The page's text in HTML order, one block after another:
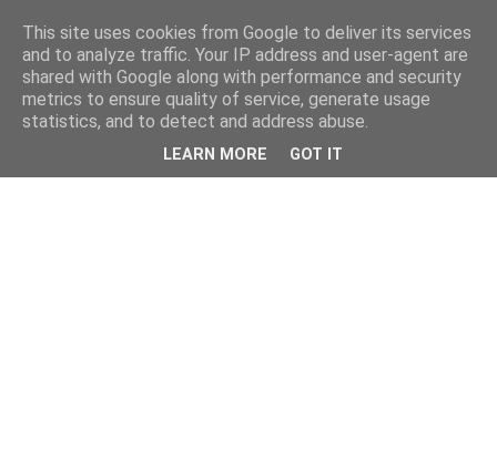
This site uses cookies from Google to deliver its services
and to analyze traffic. Your IP address and user-agent are
shared with Google along with performance and security
metrics to ensure quality of service, generate usage
statistics, and to detect and address abuse.
LEARN MORE GOT IT